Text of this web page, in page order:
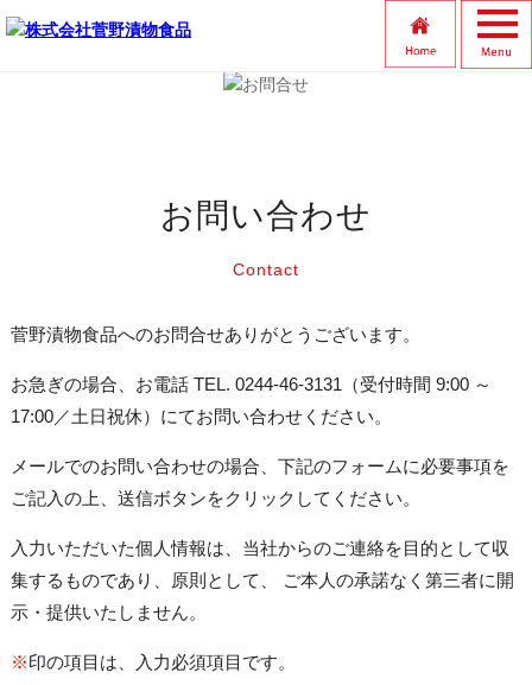
お問い合わせ
Contact
菅野漬物食品へのお問合せありがとうございます。
お急ぎの場合、お電話 TEL. 0244-46-3131（受付時間 9:00 ～
17:00／土日祝休）にてお問い合わせください。
メールでのお問い合わせの場合、下記のフォームに必要事項を
ご記入の上、送信ボタンをクリックしてください。
入力いただいた個人情報は、当社からのご連絡を目的として収
集するものであり、原則として、 ご本人の承諾なく第三者に開
示・提供いたしません。
※印の項目は、入力必須項目です。